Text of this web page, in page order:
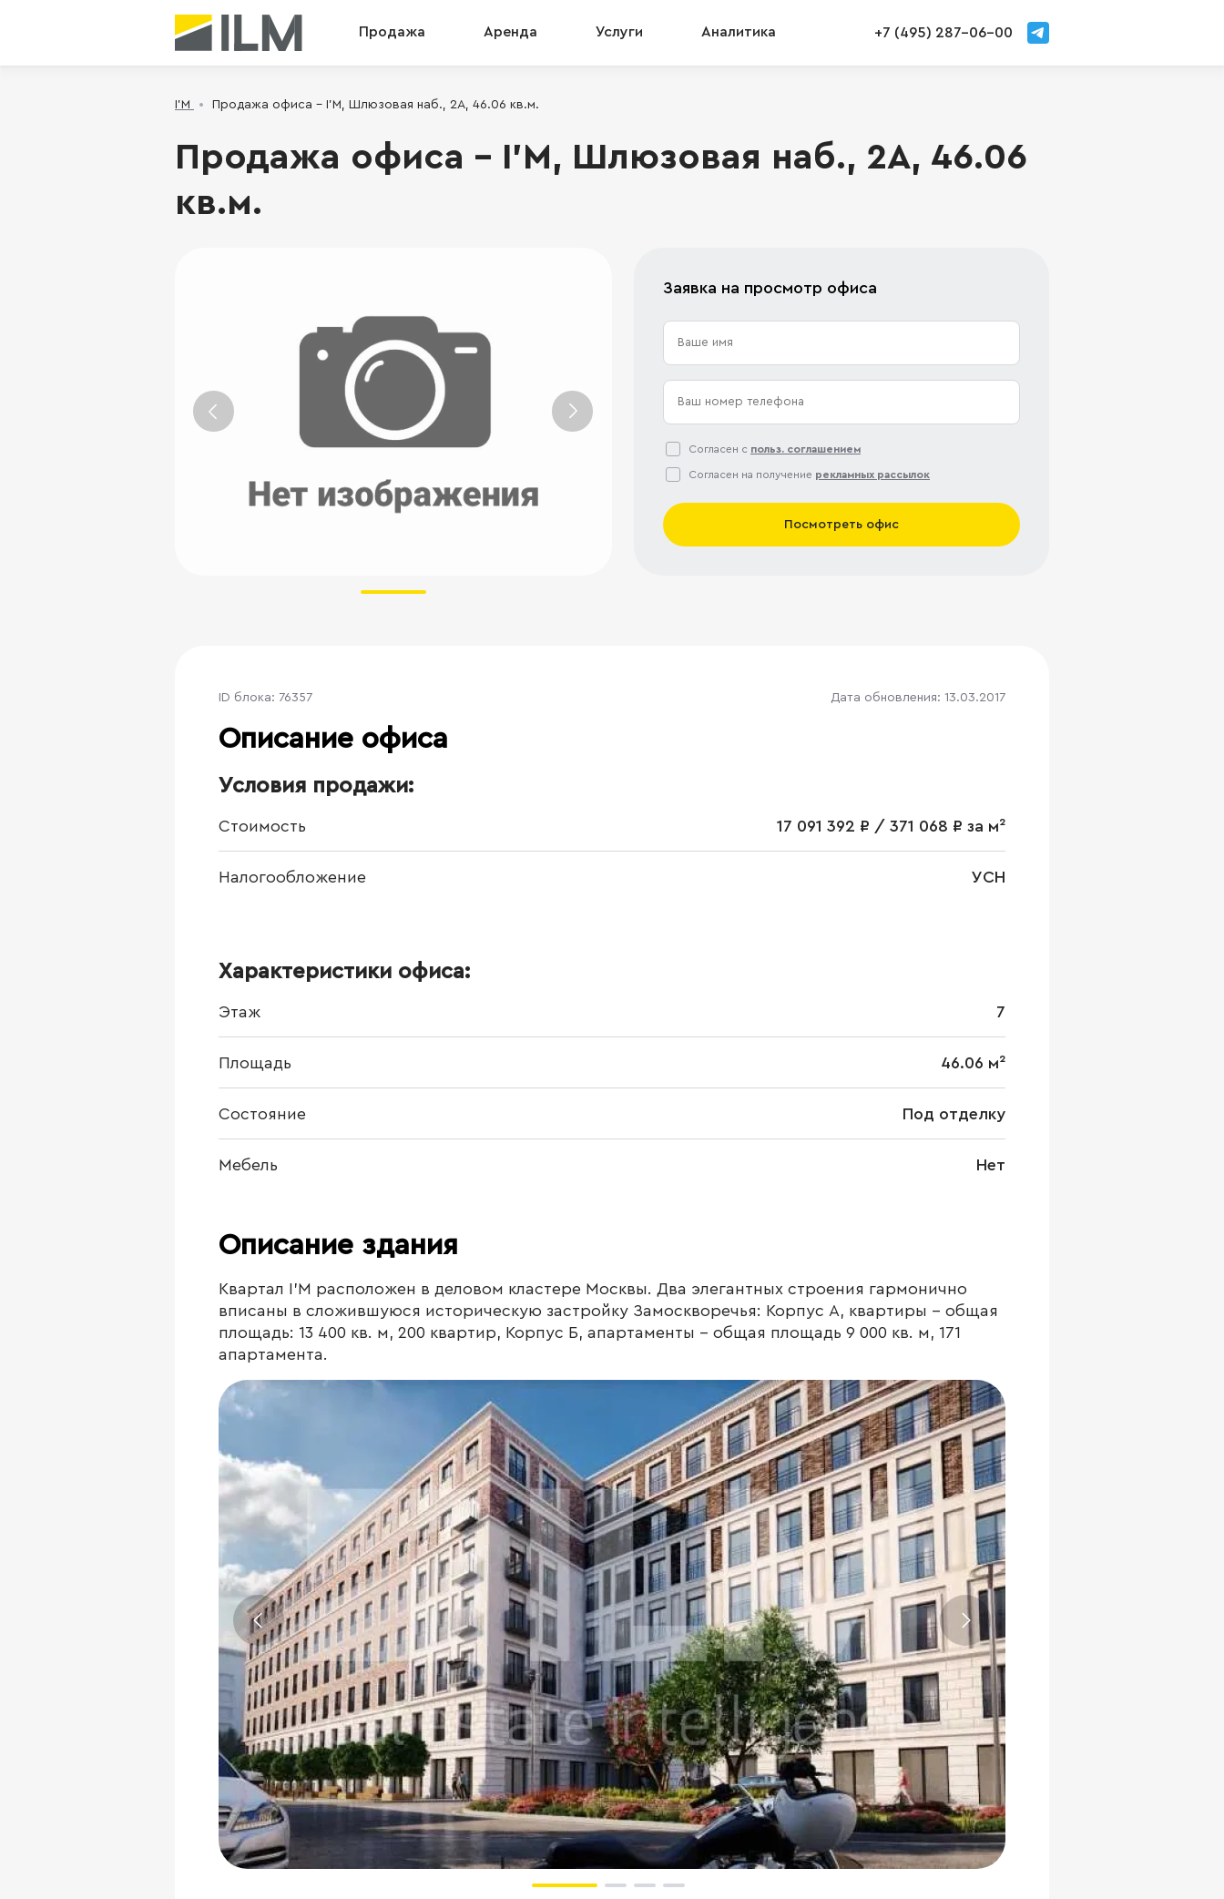
Продажа Аренда Услуги Аналитика +7 (495) 287-06-00
I’M Продажа офиса - I’M, Шлюзовая наб., 2А, 46.06 кв.м.
Продажа офиса - I’M, Шлюзовая наб., 2А, 46.06
кв.м.
Заявка на просмотр офиса
Согласен с польз. соглашением
Согласен на получение рекламных рассылок
Посмотреть офис
ID блока: 76357 Дата обновления: 13.03.2017
Описание офиса
Условия продажи:
Стоимость 17 091 392 ₽ / 371 068 ₽ за м²
Налогообложение УСН
Характеристики офиса:
Этаж 7
Площадь 46.06 м²
Состояние Под отделку
Мебель Нет
Описание здания
Квартал I’M расположен в деловом кластере Москвы. Два элегантных строения гармонично
вписаны в сложившуюся историческую застройку Замоскворечья: Корпус А, квартиры - общая
площадь: 13 400 кв. м, 200 квартир, Корпус Б, апартаменты - общая площадь 9 000 кв. м, 171
апартамента.